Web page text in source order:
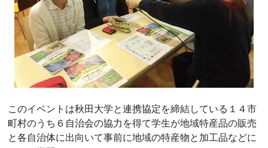
このイベントは秋田大学と連携協定を締結している１４市
町村のうち６自治会の協力を得て学生が地域特産品の販売
と各自治体に出向いて事前に地域の特産物と加工品などに